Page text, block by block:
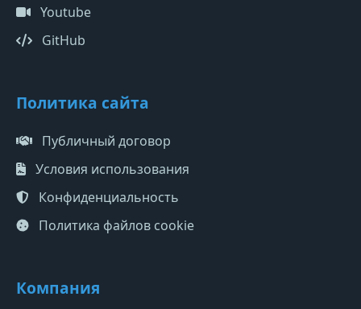
Youtube
GitHub
Политика сайта
Публичный договор
Условия использования
Конфиденциальность
Политика файлов cookie
Компания